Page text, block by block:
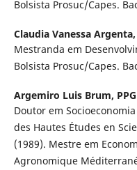
Bolsista Prosuc/Capes.
Claudia Vanessa Argenta,
Mestranda em
Bolsista Prosuc/Capes.
Argemiro Luis Brum,
Doutor em
des Hautes Études en
(1989). Mestre em
Agronomique